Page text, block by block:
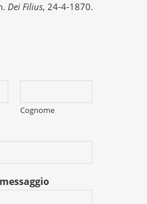
Dei Filius, 24-4-1870.
Cognome